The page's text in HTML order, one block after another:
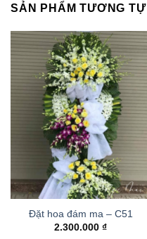
SẢN PHẨM TƯƠNG TỰ
Đặt hoa đám ma – C51
2.300.000 ₫